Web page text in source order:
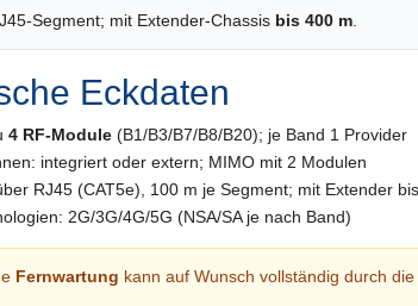
Segment; mit Extender-Chassis bis 400 m.
Eckdaten
4 RF-Module (B1/B3/B7/B8/B20); je Band 1 Provider
integriert oder extern; MIMO mit 2 Modulen
RJ45 (CAT5e), 100 m je Segment; mit Extender
2G/3G/4G/5G (NSA/SA je nach Band)
Fernwartung kann auf Wunsch vollständig durch die